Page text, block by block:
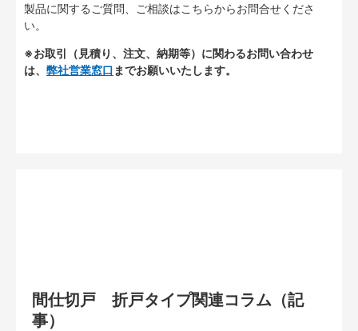
製品に関するご質問、ご相談はこちらからお問合せくださ
い。
※お取引（見積り、注文、納期等）に関わるお問い合わせ
は、 弊社営業窓口 までお願いいたします。
間仕切戸 折戸タイプ関連コラム（記
事）